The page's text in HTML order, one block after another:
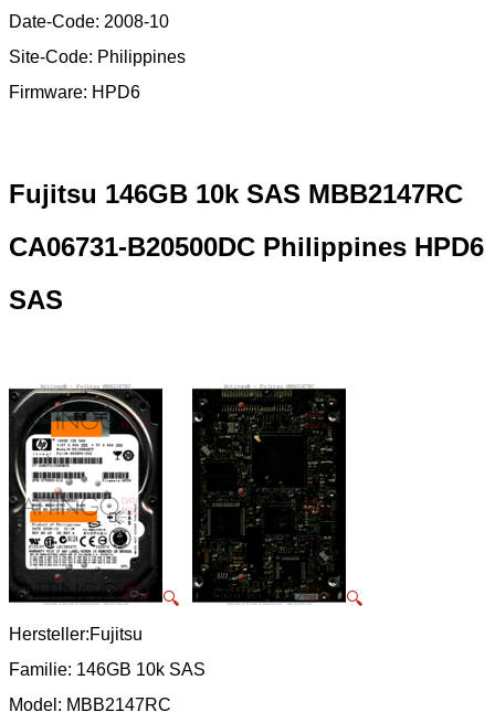
Date-Code: 2008-10
Site-Code: Philippines
Firmware: HPD6
Fujitsu 146GB 10k SAS MBB2147RC
CA06731-B20500DC Philippines HPD6
SAS
🔍
🔍
Hersteller:Fujitsu
Familie: 146GB 10k SAS
Model: MBB2147RC